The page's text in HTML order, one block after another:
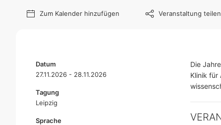
Zum Kalender hinzufügen Veranstaltung teilen
Datum
27.11.2026 - 28.11.2026
Tagung
Leipzig
Sprache
Die
Klinik für